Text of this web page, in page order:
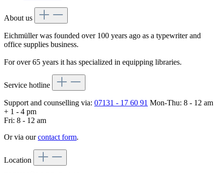
About us
Eichmüller was founded over 100 years ago as a typewriter and
office supplies business.
For over 65 years it has specialized in equipping libraries.
Service hotline
Support and counselling via: 07131 - 17 60 91 Mon-Thu: 8 - 12 am
+ 1 - 4 pm
Fri: 8 - 12 am
Or via ourcontact form.
Location